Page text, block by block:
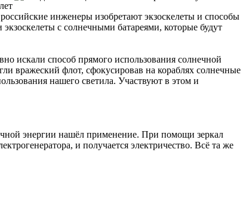
инженеры изобретают экзоскелеты и способы
с солнечными батареями, которые будут
искали способ прямого использования солнечной
вражеский флот, сфокусировав на кораблях солнечные
нашего светила. Участвуют в этом и
энергии нашёл применение. При помощи зеркал
и получается электричество. Всё та же